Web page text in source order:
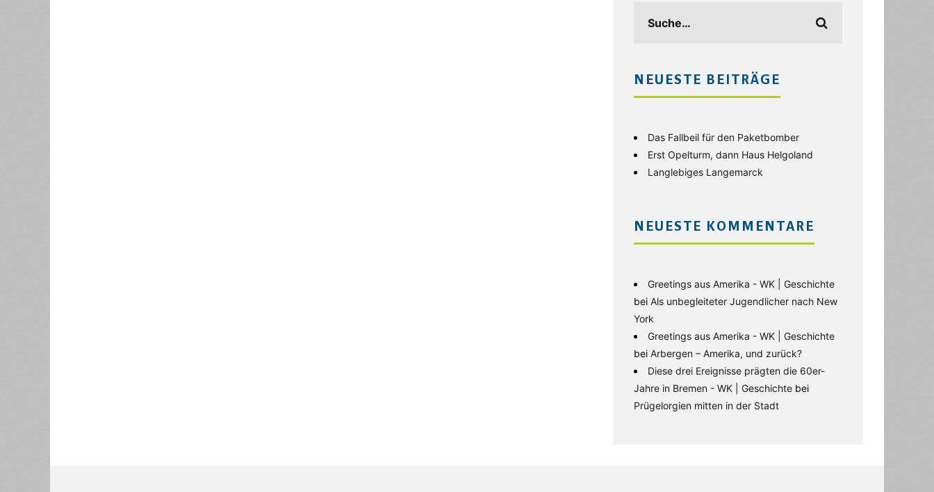
NEUESTE BEITRÄGE
Das Fallbeil für den Paketbomber
Erst Opelturm, dann Haus Helgoland
Langlebiges Langemarck
NEUESTE KOMMENTARE
Greetings aus Amerika - WK | Geschichte
bei Als unbegleiteter Jugendlicher nach New
York
Greetings aus Amerika - WK | Geschichte
bei Arbergen – Amerika, und zurück?
Diese drei Ereignisse prägten die 60er-
Jahre in Bremen - WK | Geschichte bei
Prügelorgien mitten in der Stadt